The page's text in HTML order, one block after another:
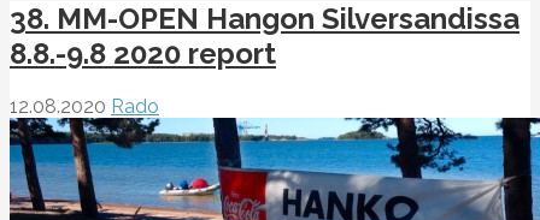
38. MM-OPEN Hangon Silversandissa
8.8.-9.8 2020 report
12.08.2020 Rado